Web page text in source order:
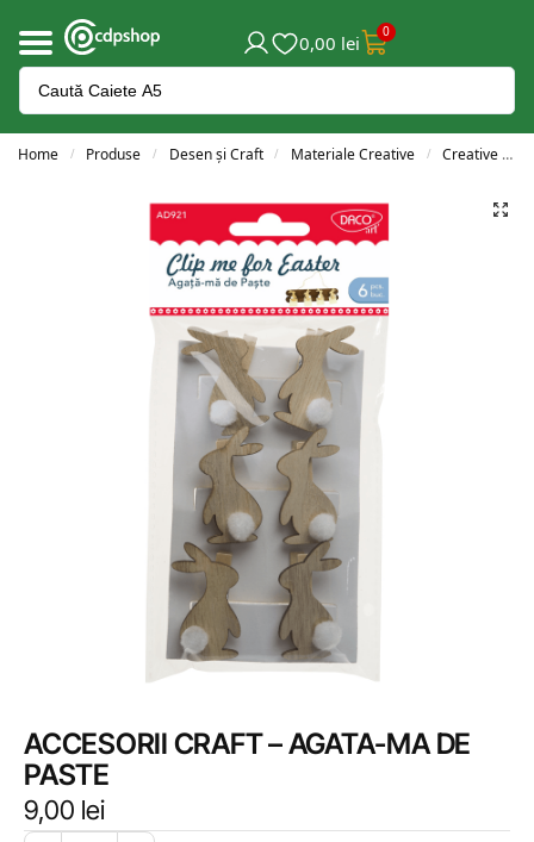
0,00 lei 0
Home / Produse / Desen și Craft / Materiale Creative / Creative de Paște
ACCESORII CRAFT – AGATA-MA DE
PASTE
9,00 lei